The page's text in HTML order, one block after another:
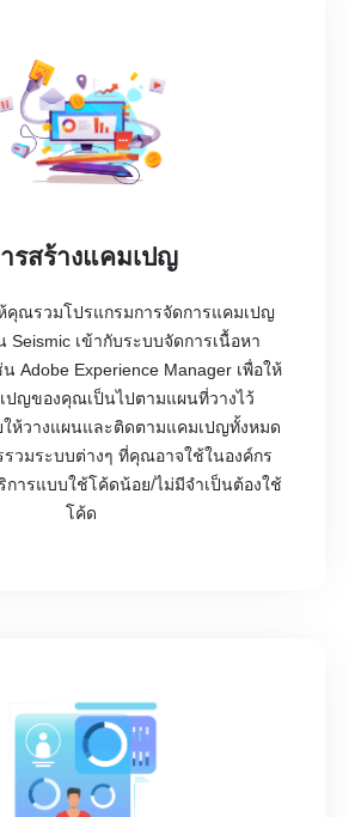
รสร้างแคมเปญ
คุณรวมโปรแกรมการจัดการแคมเปญ
Seismic เข้ากับระบบจัดการเนื้อหา
Adobe Experience Manager เพื่อให้
ปญของคุณเป็นไปตามแผนที่วางไว้
ห้วางแผนและติดตามแคมเปญทั้งหมด
วมระบบต่างๆ ที่คุณอาจใช้ในองค์กร
ารแบบใช้โค้ดน้อย/ไม่มีจำเป็นต้องใช้
โค้ด